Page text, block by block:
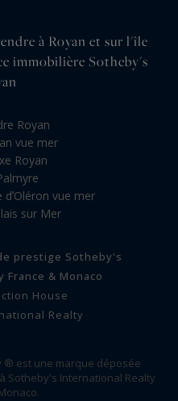
à Royan et sur l'île
immobilière Sotheby's
Royan
vue mer
Royan
vue mer
sur Mer
prestige Sotheby's
& Monaco
House
Realty
® est une marque déposée
Sotheby's International Realty